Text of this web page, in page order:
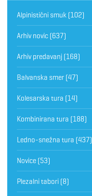
Alpinistični smuk (102)
Arhiv novic (637)
Arhiv predavanj (168)
Balvanska smer (47)
Kolesarska tura (14)
Kombinirana tura (188)
Ledno-snežna tura (437)
Novice (53)
Plezalni tabori (8)